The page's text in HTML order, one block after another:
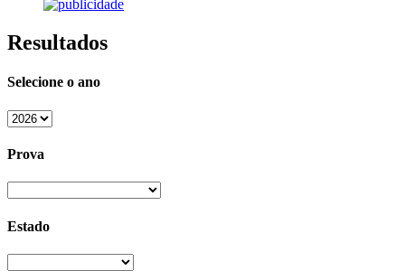
Resultados
Selecione o ano
Prova
Estado